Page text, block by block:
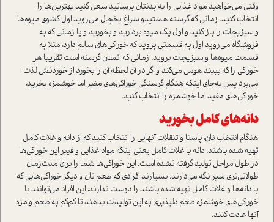
وقتی می‌خواهید مواد غذایی را به بدنتان برسانید سعی کنید بهترین‌ها را
انتخاب کنید. زمانی که گرسنه هستیدو سراغ یخچال می‌روید اول کشوی میوه‌ها
و سبزیجات را باز کنید و اول یک میوه بردارید و بخورید و یا زمانی که به
فروشگاه می‌روید اول به قسمتی بروید که خوراکی‌های سالم دارد، مثلا به
قسمت میوه‌ها و سبزیجات بروید. زمانی که انسان گرسنه است تقریبا هر
خوراکی را که ببیند هوس می‌کند و اگر در آن لحظه آن را بخورد از خوردنش لذت
می‌برد پس به‌جای اینکه هنگام گرسنگی خوراکی‌های مضر اما خوشمزه بخرید،
خوراکی‌های مفید اما خوشمزه را انتخاب کنید.
دانه‌های کامل بخورید
هنگام انتخاب نان، پاستا و تنقلات آنهایی را انتخاب کنید كه از دانه و غلات کامل
تهیه شده باشند. دانه یا غلات کامل یعنی اینکه مواد غذایی و فیبر این خوراکی‌ها
در طول مراحل تولید گرفته نشده است. این خوراکی‌ها شما را برای مدت‌زمان
طولانی‌تری سیر نگه می‌دارند. بسیارند افرادی که طعم نان و دیگر خوراکی‌هایی که
با دانه‌ها و غلات کامل تهیه شده باشند را دوست ندارند، این افراد می‌توانند با
خوراکی‌های خوشمزه طعم دلپذیری به این تولیدات بدهند تا کم‌کم به طعم و مزه
آنها عادت کنند.